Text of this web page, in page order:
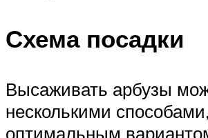
Схема посадки
Высаживать арбузы
несколькими
оптимальным